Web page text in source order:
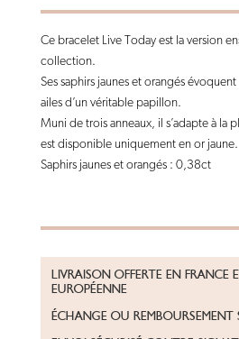
today
Ce bracelet Live Today est la version
collection.
Ses saphirs jaunes et orangés
ailes d’un véritable papillon.
Muni de trois anneaux, il s’adapte à la
est disponible uniquement en or jaune.
Saphirs jaunes et orangés : 0,38ct
LIVRAISON OFFERTE EN FRANCE
EUROPÉENNE
ÉCHANGE OU REMBOURSEMENT